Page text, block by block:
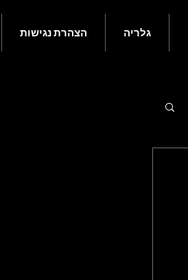
גלריה הצהרת נגישות